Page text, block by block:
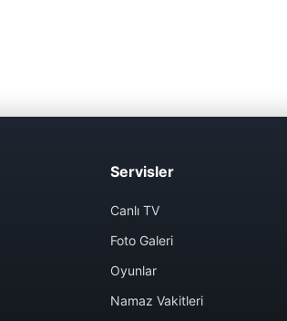
Servisler
Canlı TV
Foto Galeri
Oyunlar
Namaz Vakitleri